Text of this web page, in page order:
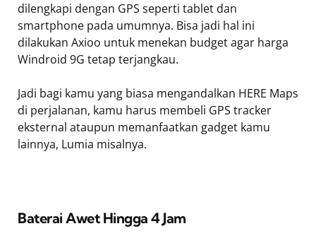
dilengkapi dengan GPS seperti tablet dan
smartphone pada umumnya. Bisa jadi hal ini
dilakukan Axioo untuk menekan budget agar harga
Windroid 9G tetap terjangkau.
Jadi bagi kamu yang biasa mengandalkan HERE Maps
di perjalanan, kamu harus membeli GPS tracker
eksternal ataupun memanfaatkan gadget kamu
lainnya, Lumia misalnya.
Baterai Awet Hingga 4 Jam